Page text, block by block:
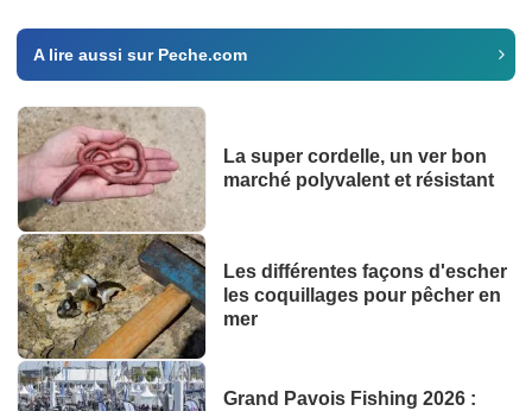
A lire aussi sur Peche.com
La super cordelle, un ver bon
marché polyvalent et résistant
Les différentes façons d'escher
les coquillages pour pêcher en
mer
Grand Pavois Fishing 2026 :